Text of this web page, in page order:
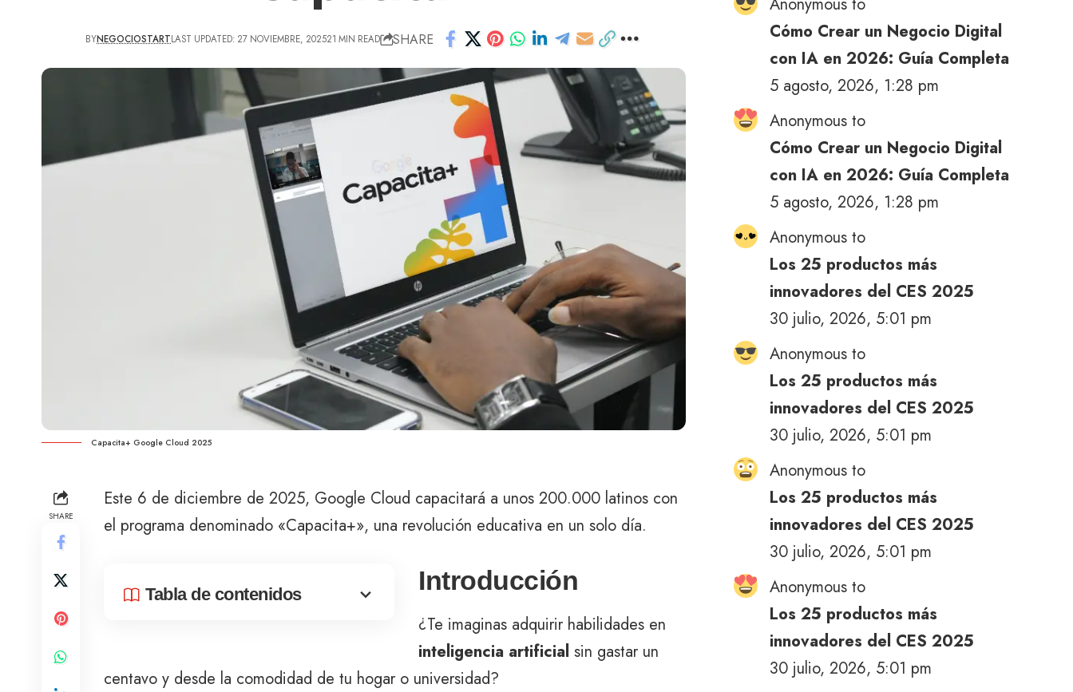
BYNEGOCIOSTARTLAST UPDATED: 27 NOVIEMBRE, 202521 MIN READ SHARE
Capacita+ Google Cloud 2025
SHARE
Este 6 de diciembre de 2025, Google Cloud capacitará a unos 200.000 latinos con
el programa denominado «Capacita+», una revolución educativa en un solo día.
Tabla de contenidos Introducción
¿Te imaginas adquirir habilidades en
inteligencia artificial sin gastar un
centavo y desde la comodidad de tu hogar o universidad?
Cómo Crear un Negocio Digital
con IA en 2026: Guía Completa
5 agosto, 2026, 1:28 pm
Anonymous to
Cómo Crear un Negocio Digital
con IA en 2026: Guía Completa
5 agosto, 2026, 1:28 pm
Anonymous to
Los 25 productos más
innovadores del CES 2025
30 julio, 2026, 5:01 pm
Anonymous to
Los 25 productos más
innovadores del CES 2025
30 julio, 2026, 5:01 pm
Anonymous to
Los 25 productos más
innovadores del CES 2025
30 julio, 2026, 5:01 pm
Anonymous to
Los 25 productos más
innovadores del CES 2025
30 julio, 2026, 5:01 pm